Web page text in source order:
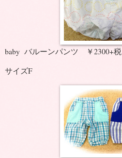
baby バルーンパンツ ￥2300+税
サイズF